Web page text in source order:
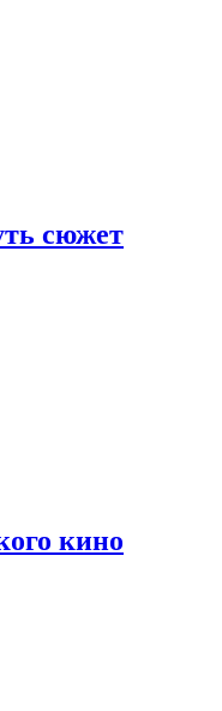
сюжет
кино